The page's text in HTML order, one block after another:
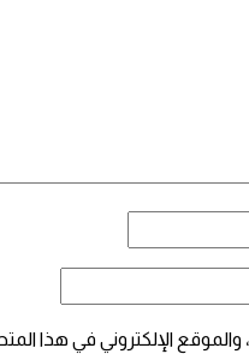
الإلكتروني في هذا